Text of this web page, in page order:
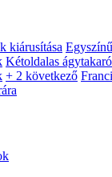
kiárusítása
Kétoldalas
+ 2 következő